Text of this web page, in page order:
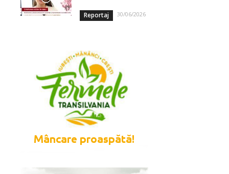
Reportaj 30/06/2026